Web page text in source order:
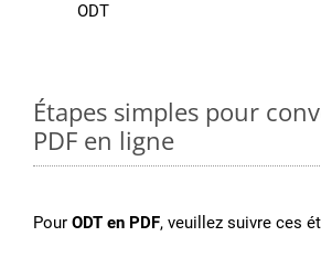
ODT
Étapes simples pour
PDF en ligne
Pour ODT en PDF, veuillez suivre ces